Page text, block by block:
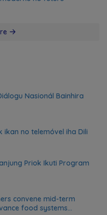
Nasionál Bainhira
ikan no telemóvel iha Dili
Priok Ikuti Program
convene mid-term
food systems